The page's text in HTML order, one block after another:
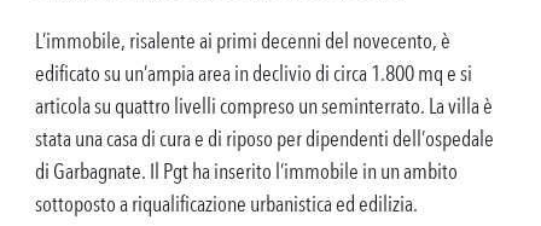
L’immobile, risalente ai primi decenni del novecento, è
edificato su un’ampia area in declivio di circa 1.800 mq e si
articola su quattro livelli compreso un seminterrato. La villa è
stata una casa di cura e di riposo per dipendenti dell’ospedale
di Garbagnate. Il Pgt ha inserito l’immobile in un ambito
sottoposto a riqualificazione urbanistica ed edilizia.